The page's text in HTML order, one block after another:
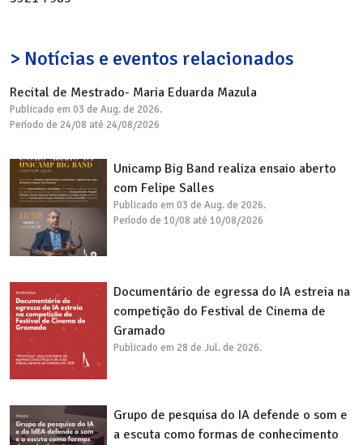
> Notícias e eventos relacionados
Recital de Mestrado- Maria Eduarda Mazula
Publicado em 03 de Aug. de 2026.
Período de 24/08 até 24/08/2026
Unicamp Big Band realiza ensaio aberto
com Felipe Salles
Publicado em 03 de Aug. de 2026.
Período de 10/08 até 10/08/2026
Documentário de egressa do IA estreia na
competição do Festival de Cinema de
Gramado
Publicado em 28 de Jul. de 2026.
Grupo de pesquisa do IA defende o som e
a escuta como formas de conhecimento